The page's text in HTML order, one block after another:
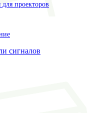
проекторов
сигналов